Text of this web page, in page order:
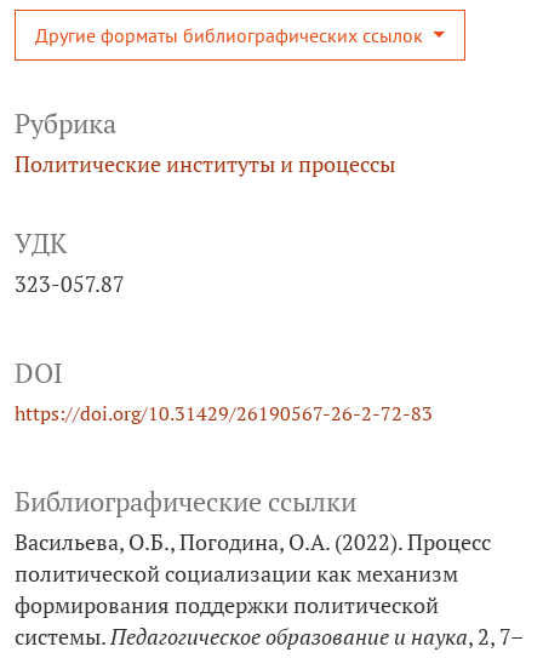
Рубрика
Политические институты и процессы
УДК
323-057.87
DOI
https://doi.org/10.31429/26190567-26-2-72-83
Другие форматы библиографических ссылок
Библиографические ссылки
Васильева, О.Б., Погодина, О.А. (2022). Процесс
политической социализации как механизм
формирования поддержки политической
системы.Педагогическое образование и наука, 2, 7–